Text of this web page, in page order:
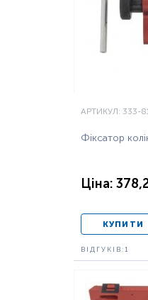
АРТИКУЛ: 333-
Фіксатор
Ціна:
КУПИТИ
ВІДГУКІВ:1